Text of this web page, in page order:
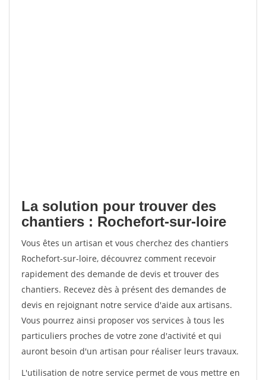
La solution pour trouver des
chantiers : Rochefort-sur-loire
Vous êtes un artisan et vous cherchez des chantiers
Rochefort-sur-loire, découvrez comment recevoir
rapidement des demande de devis et trouver des
chantiers. Recevez dès à présent des demandes de
devis en rejoignant notre service d'aide aux artisans.
Vous pourrez ainsi proposer vos services à tous les
particuliers proches de votre zone d'activité et qui
auront besoin d'un artisan pour réaliser leurs travaux.
L'utilisation de notre service permet de vous mettre en